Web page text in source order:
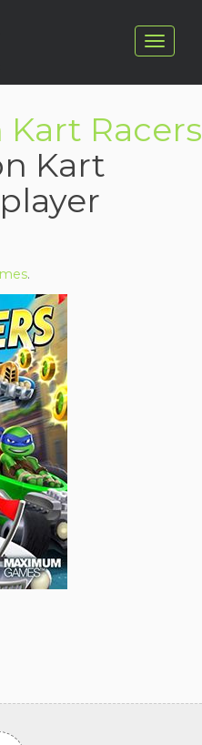
Racers
Kart
.